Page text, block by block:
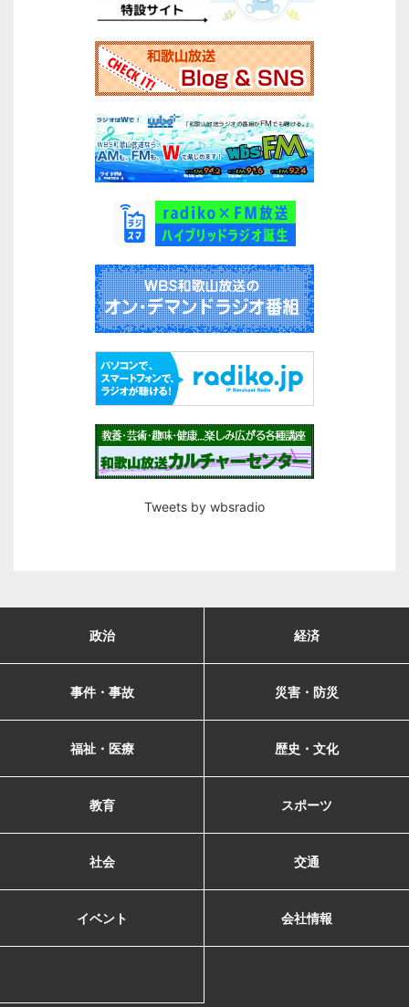
Tweets by wbsradio
政治 経済
事件・事故 災害・防災
福祉・医療 歴史・文化
教育 スポーツ
社会 交通
イベント 会社情報